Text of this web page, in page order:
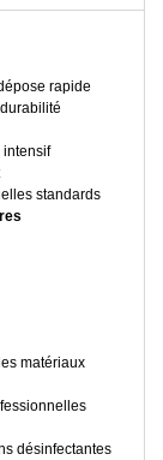
rapide
intensif
standards
matériaux
désinfectantes